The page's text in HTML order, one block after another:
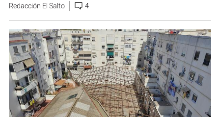
Redacción El Salto 4